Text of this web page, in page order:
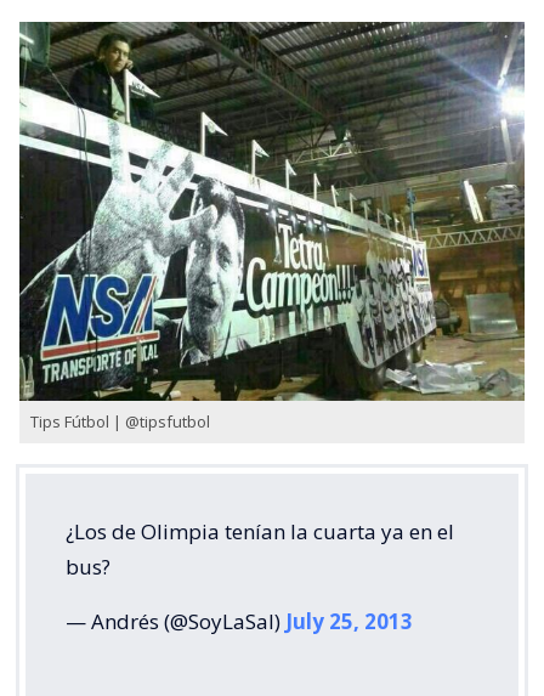
Tips Fútbol | @tipsfutbol
¿Los de Olimpia tenían la cuarta ya en el
bus?
— Andrés (@SoyLaSal) July 25, 2013